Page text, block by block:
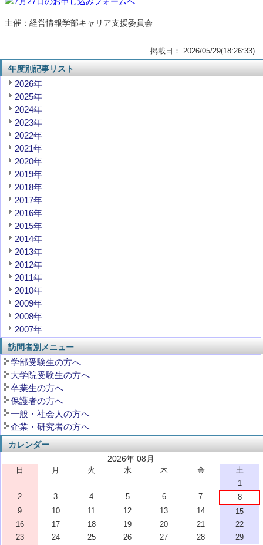
主催：経営情報学部キャリア支援委員会
掲載日： 2026/05/29(18:26:33)
年度別記事リスト
2026年
2025年
2024年
2023年
2022年
2021年
2020年
2019年
2018年
2017年
2016年
2015年
2014年
2013年
2012年
2011年
2010年
2009年
2008年
2007年
訪問者別メニュー
学部受験生の方へ
大学院受験生の方へ
卒業生の方へ
保護者の方へ
一般・社会人の方へ
企業・研究者の方へ
カレンダー
2026年 08月
日 月 火 水 木 金
土
1
2
3 4 5 6 7
8
9
10 11 12 13 14
15
16
17 18 19 20 21
22
23
24 25 26 27 28 29